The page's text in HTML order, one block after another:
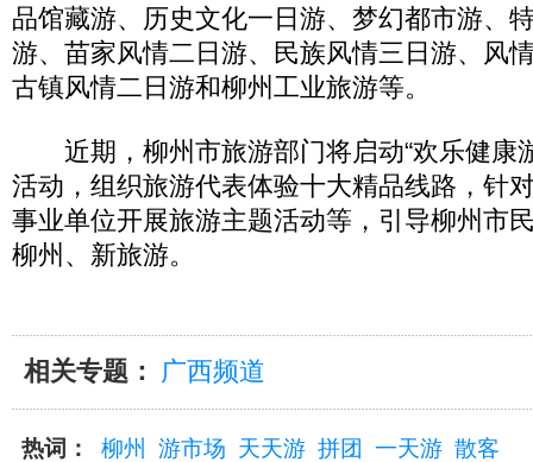
品馆藏游、历史文化一日游、梦幻都市游、
游、苗家风情二日游、民族风情三日游、风
古镇风情二日游和柳州工业旅游等。
近期，柳州市旅游部门将启动“欢乐健康
活动，组织旅游代表体验十大精品线路，针
事业单位开展旅游主题活动等，引导柳州市
柳州、新旅游。
相关专题： 广西频道
热词： 柳州 游市场 天天游 拼团 一天游 散客